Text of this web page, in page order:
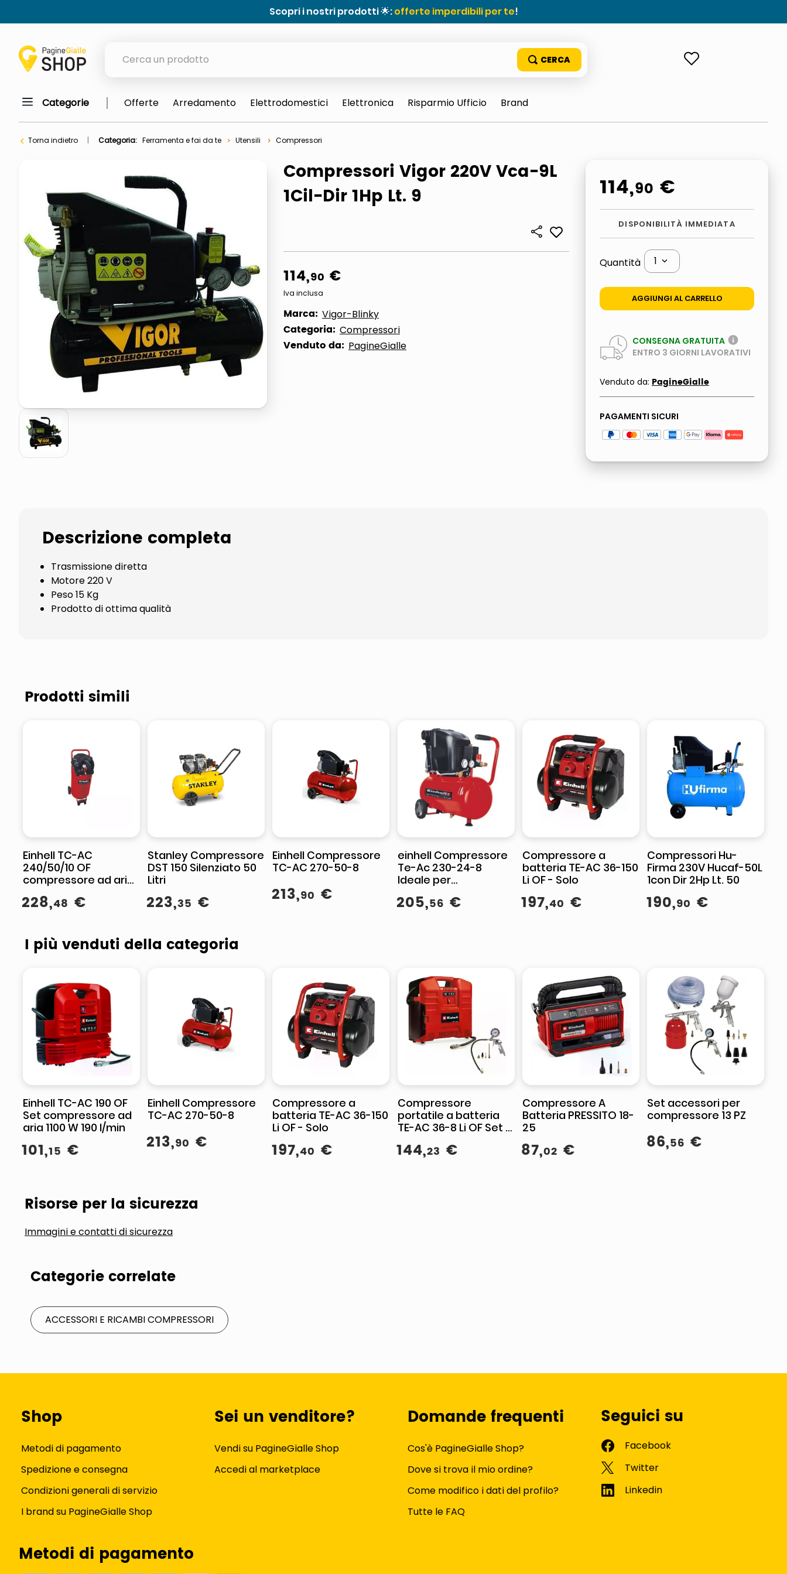
Scopri i nostri prodotti 🌟:offerte imperdibili per te!
orologio parete
porta tv
ombrelloni
italia independent occhiali sole 0703 thin rotondo sun
lucidatrice pavimenti
pattumiera raccolta differenziata
asciuga capelli spazzola
Categorie Offerte Arredamento Elettrodomestici Elettronica Risparmio Ufficio Brand
Torna indietro Categoria: Ferramenta e fai da te Utensili Compressori
Compressori Vigor 220V Vca-9L
1Cil-Dir 1Hp Lt. 9
114,90 €
Iva inclusa
Marca: Vigor-Blinky
Categoria: Compressori
Venduto da: PagineGialle
114,90 €
DISPONIBILITÀ IMMEDIATA
Quantità 1
AGGIUNGI AL CARRELLO
CONSEGNA GRATUITA
ENTRO 3 GIORNI LAVORATIVI
Venduto da: PagineGialle
PAGAMENTI SICURI
Descrizione completa
Trasmissione diretta
Motore 220 V
Peso 15 Kg
Prodotto di ottima qualità
Prodotti simili
Einhell TC-AC
240/50/10 OF
compressore ad aria
1500 W 240 l/min
228,48 €
Stanley Compressore
DST 150 Silenziato 50
Litri
223,35 €
Einhell Compressore
TC-AC 270-50-8
213,90 €
einhell Compressore
Te-Ac 230-24-8
Ideale per
bricolage e fai da te
205,56 €
Compressore a
batteria TE-AC 36-150
Li OF - Solo
197,40 €
Compressori Hu-
Firma 230V Hucaf-50L
1con Dir 2Hp Lt. 50
190,90 €
I più venduti della categoria
Einhell TC-AC 190 OF
Set compressore ad
aria 1100 W 190 l/min
101,15 €
Einhell Compressore
TC-AC 270-50-8
213,90 €
Compressore a
batteria TE-AC 36-150
Li OF - Solo
197,40 €
Compressore
portatile a batteria
TE-AC 36-8 Li OF Set -
144,23 €
Compressore A
Batteria PRESSITO 18-
25
87,02 €
Set accessori per
compressore 13 PZ
86,56 €
Risorse per la sicurezza
Immagini e contatti di sicurezza
Categorie correlate
ACCESSORI E RICAMBI COMPRESSORI
Shop
Metodi di pagamento
Spedizione e consegna
Condizioni generali di servizio
I brand su PagineGialle Shop
Sei un venditore?
Vendi su PagineGialle Shop
Accedi al marketplace
Domande frequenti
Cos'è PagineGialle Shop?
Dove si trova il mio ordine?
Come modifico i dati del profilo?
Tutte le FAQ
Seguici su
Metodi di pagamento